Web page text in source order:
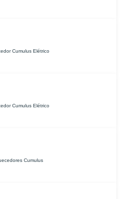
Cumulus Elétrico
Cumulus Elétrico
Cumulus